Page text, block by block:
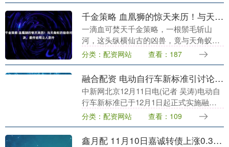
月1....
千金策略 血凰狮的惊天来历！与天角蚁的宿命对决，最终结局让人意外
一滴血可焚天千金策略，一根鬃毛斩山
河，这头纵横仙古的凶兽，竟与天角蚁有
着千丝万缕的联系。 作为一名资深动漫博
主，我每次更新《完美世界》解读都会引
发道友们的热烈讨....
分类：配资网站 查看：187
融合配资 电动自行车新标准引讨论&#32;为啥限速？带来哪些积极影响？
中新网北京12月11日电(记者 吴涛)电动自
行车新标准已于12月1日起正式实施融合
配资，其中车速不得超过25km/h引发较多
讨论。新标准为啥要限速25km/h，....
分类：配资网站 查看：109
鑫月配 11月10日嘉诚转债上涨0.38%，转股溢价率21.08%